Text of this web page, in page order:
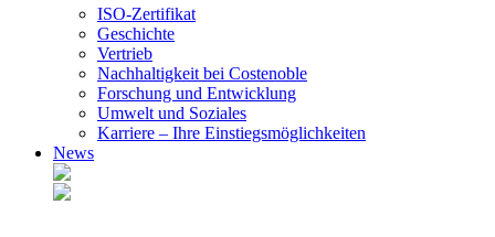
ISO-Zertifikat
Geschichte
Vertrieb
Nachhaltigkeit bei Costenoble
Forschung und Entwicklung
Umwelt und Soziales
Karriere – Ihre Einstiegsmöglichkeiten
News